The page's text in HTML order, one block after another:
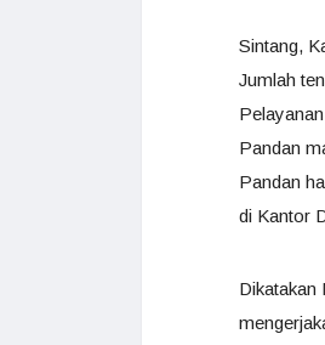
Sintang,
Jumlah
Pandan
Pandan
di Kantor
Dikatakan